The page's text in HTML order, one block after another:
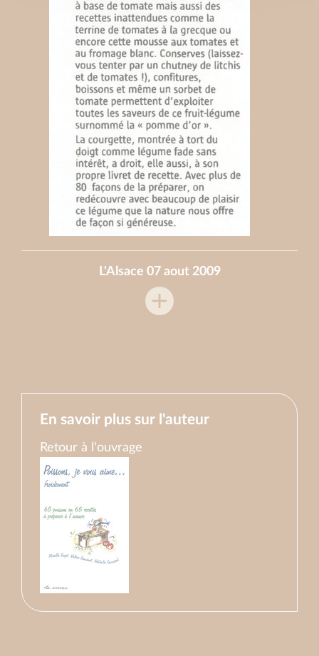
L'Alsace 07 aout 2009
En savoir plus sur l'auteur
Retour à l'ouvrage